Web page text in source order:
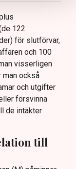
122
för slutförvar,
och 100
visserligen
man också
och utgifter
försvinna
de intäkter
till